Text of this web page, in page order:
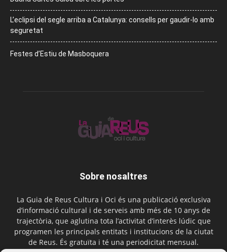
L’eclipsi del segle arriba a Catalunya: consells per gaudir-lo amb
seguretat
Festes d’Estiu de Masboquera
Sobre nosaltres
La Guia de Reus Cultura i Oci és una publicació exclusiva
d’informació cultural i de serveis amb més de 10 anys de
trajectòria, que aglutina tota l’activitat d’interès lúdic que
programen les principals entitats i institucions de la ciutat
de Reus. És gratuïta i té una periodicitat mensual.